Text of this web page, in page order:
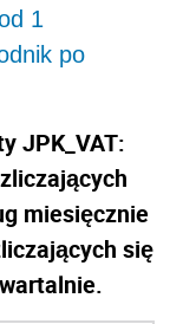
1
po
JPK_VAT:
miesięcznie
się